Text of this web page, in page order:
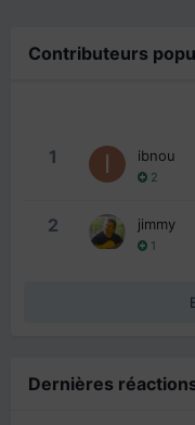
Contributeurs
1 ibnou
2
2 jimmy
1
Dernières